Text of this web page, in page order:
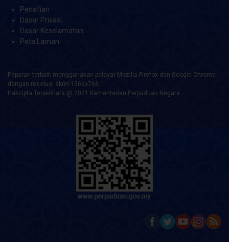
Penafian
Dasar Privasi
Dasar Keselamatan
Peta Laman
Paparan terbaik menggunakan pelayar Mozilla Firefox dan Google Chrome
dengan resolusi skrin 1366x768.
Hakcipta Terpelihara @ 2021 Kementerian Perpaduan Negara